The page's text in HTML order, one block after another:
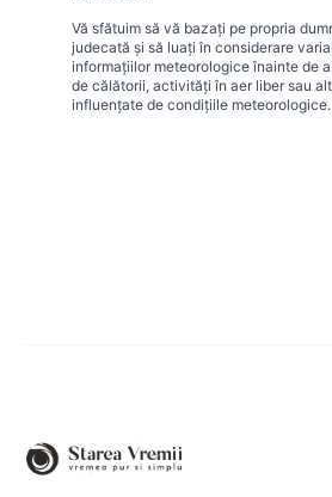
Vă sfătuim să vă bazați pe propria
judecată și să luați în considerare
informațiilor meteorologice înainte de
de călătorii, activități în aer liber sau
influențate de condițiile meteorologice.